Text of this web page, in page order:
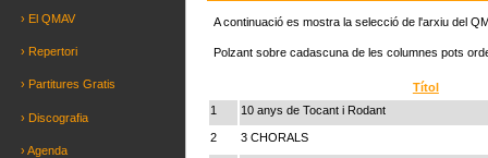
› El QMAV
› Repertori
› Partitures Gratis
› Discografia
› Agenda
A continuació es mostra la selecció de l'arxiu del
Polzant sobre cadascuna de les columnes pots
Títol
1
10 anys de Tocant i Rodant
2 3 CHORALS